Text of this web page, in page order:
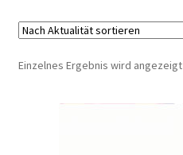
Datenschutzbelehrung
Echtheit von Bewertungen
Einzelnes Ergebnis wird angezeigt